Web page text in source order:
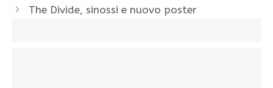
The Divide, sinossi e nuovo poster